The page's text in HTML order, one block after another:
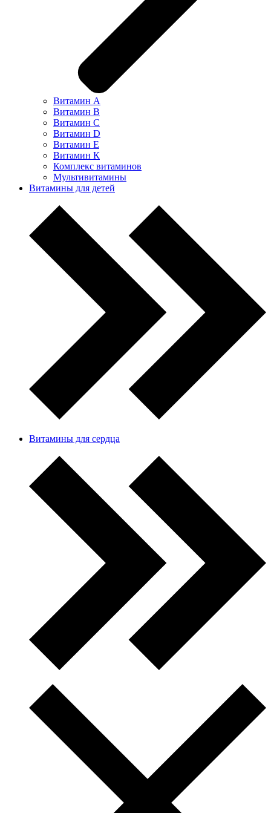
Витамин А
Витамин В
Витамин С
Витамин D
Витамин Е
Витамин К
Комплекс витаминов
Мультивитамины
Витамины для детей
Витамины для сердца